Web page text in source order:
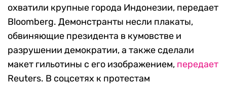
охватили крупные города Индонезии, передает
Bloomberg. Демонстранты несли плакаты,
обвиняющие президента в кумовстве и
разрушении демократии, а также сделали
макет гильотины с его изображением, передает
Reuters. В соцсетях к протестам